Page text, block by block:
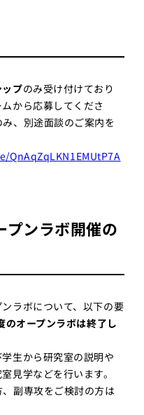
プのみ受け付けており
から応募してくださ
、別途面談のご案内を
プンラボ開催の
ラボについて、以下の要
オープンラボは終了し
生から研究室の説明や
見学などを行います。
副専攻をご検討の方は